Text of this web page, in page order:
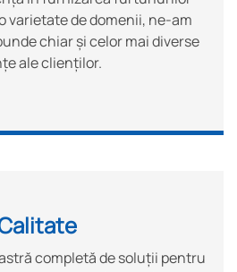
varietate de domenii, ne-am
chiar și celor mai diverse
ale clienților.
completă de soluții pentru